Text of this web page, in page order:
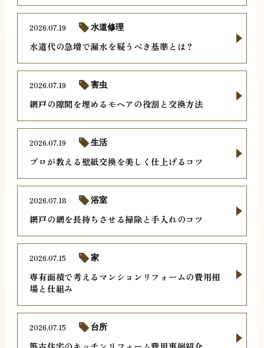
水道代の急増で漏水を疑うべき基準とは？
2026.07.19 水道修理
網戸の隙間を埋めるモヘアの役割と交換方法
2026.07.19 害虫
プロが教える壁紙交換を美しく仕上げるコツ
2026.07.19 生活
網戸の網を長持ちさせる掃除と手入れのコツ
2026.07.18 浴室
専有面積で考えるマンションリフォームの費用相
場と仕組み
2026.07.15 家
2026.07.15 台所